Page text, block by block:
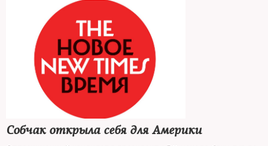
Собчак открыла себя для Америки